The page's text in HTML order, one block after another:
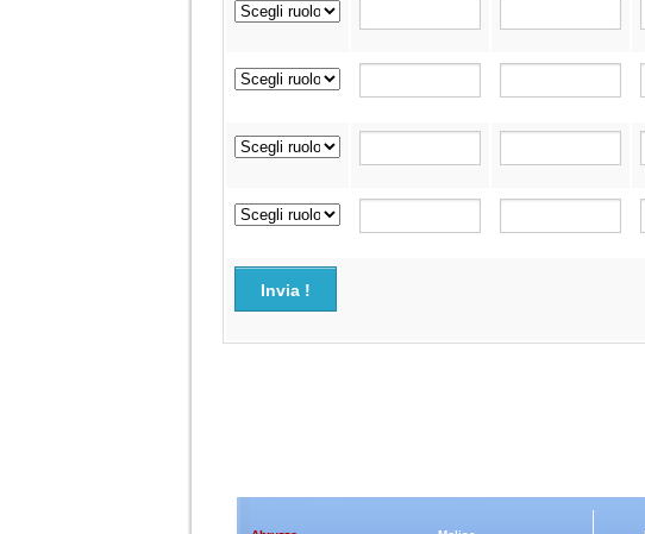
Invia !